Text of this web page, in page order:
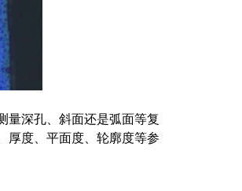
量深孔、斜面还是弧面等复
厚度、平面度、轮廓度等参